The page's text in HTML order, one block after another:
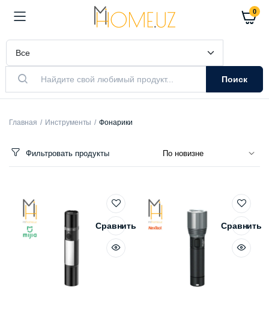
0
Поиск
Главная Инструменты Фонарики
Фильтровать продукты
Сравнить Сравнить